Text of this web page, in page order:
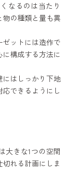
なるのは当たり
の種類と量も異
ットには造作で
構成する方法に
にはしっかり下地
できるようにし
大きな1つの空間
れる計画にしま